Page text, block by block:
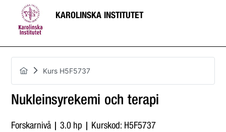
KAROLINSKA INSTITUTET
Kurs H5F5737
Nukleinsyrekemi och terapi
Forskarnivå | 3.0 hp | Kurskod: H5F5737